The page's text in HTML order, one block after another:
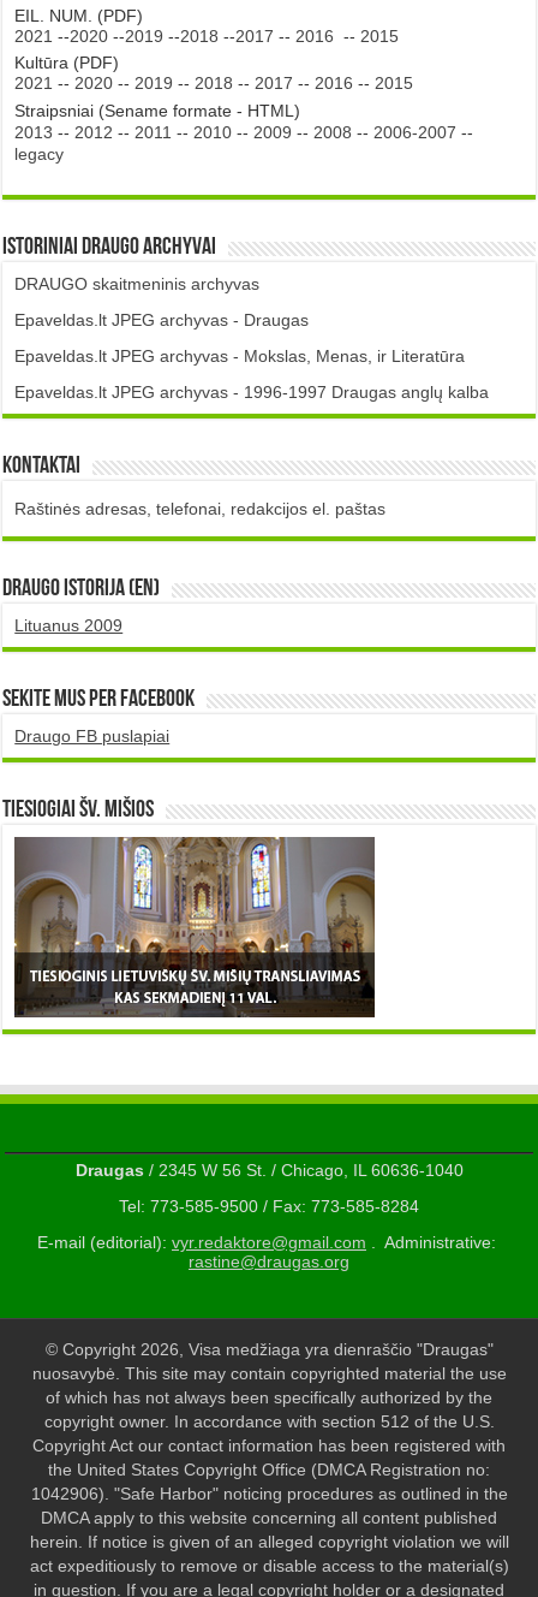
EIL. NUM. (PDF)
2021 --2020 --2019 --2018 --2017 -- 2016 -- 2015
Kultūra (PDF)
2021 -- 2020 -- 2019 -- 2018 -- 2017 -- 2016 -- 2015
Straipsniai (Sename formate - HTML)
2013 -- 2012 -- 2011 -- 2010 -- 2009 -- 2008 -- 2006-2007 --
legacy
Istoriniai DRAUGO Archyvai
DRAUGO skaitmeninis archyvas
Epaveldas.lt JPEG archyvas - Draugas
Epaveldas.lt JPEG archyvas - Mokslas, Menas, ir Literatūra
Epaveldas.lt JPEG archyvas - 1996-1997 Draugas anglų kalba
Kontaktai
Raštinės adresas, telefonai, redakcijos el. paštas
DRAUGO istorija (EN)
Lituanus 2009
Sekite mus per Facebook
Draugo FB puslapiai
TIESIOGIAI šv. MIŠIOS
Draugas/ 2345 W 56 St. / Chicago, IL 60636-1040
Tel: 773-585-9500 / Fax: 773-585-8284
E-mail (editorial): vyr.redaktore@gmail.com . Administrative:
rastine@draugas.org
© Copyright 2026, Visa medžiaga yra dienraščio "Draugas"
nuosavybė. This site may contain copyrighted material the use
of which has not always been specifically authorized by the
copyright owner. In accordance with section 512 of the U.S.
Copyright Act our contact information has been registered with
the United States Copyright Office (DMCA Registration no:
1042906). "Safe Harbor" noticing procedures as outlined in the
DMCA apply to this website concerning all content published
herein. If notice is given of an alleged copyright violation we will
act expeditiously to remove or disable access to the material(s)
in question. If you are a legal copyright holder or a designated